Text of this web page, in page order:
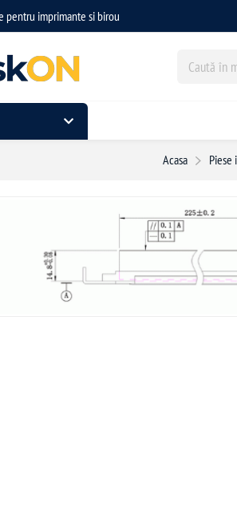
pentru imprimante si birou
Acasa Piese